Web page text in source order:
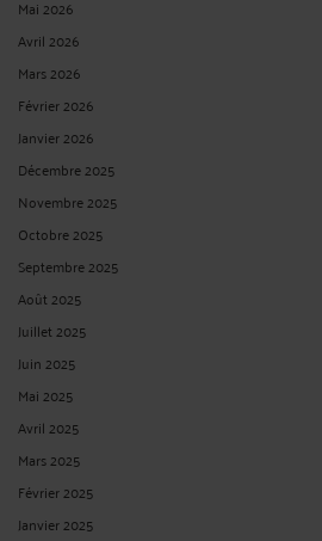
Mai 2026
Avril 2026
Mars 2026
Février 2026
Janvier 2026
Décembre 2025
Novembre 2025
Octobre 2025
Septembre 2025
Août 2025
Juillet 2025
Juin 2025
Mai 2025
Avril 2025
Mars 2025
Février 2025
Janvier 2025